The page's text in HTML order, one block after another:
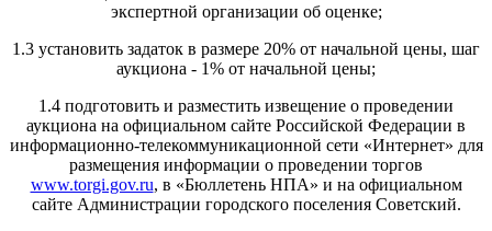
экспертной организации об оценке;
1.3 установить задаток в размере 20% от начальной цены, шаг
аукциона - 1% от начальной цены;
1.4 подготовить и разместить извещение о проведении
аукциона на официальном сайте Российской Федерации в
информационно-телекоммуникационной сети «Интернет» для
размещения информации о проведении торгов
www.torgi.gov.ru, в «Бюллетень НПА» и на официальном
сайте Администрации городского поселения Советский.